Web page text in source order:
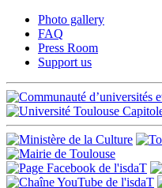
Photo gallery
FAQ
Press Room
Support us